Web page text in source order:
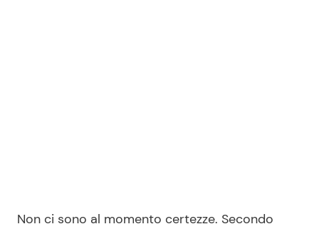
Redazione
Non ci sono al momento certezze. Secondo